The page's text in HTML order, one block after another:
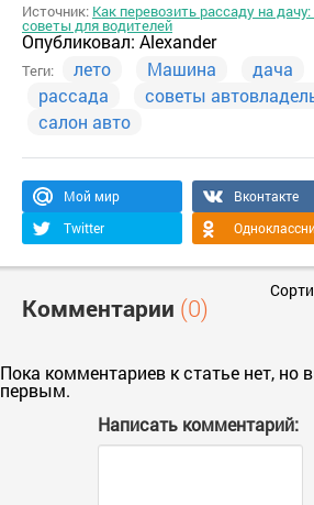
Источник: Как перевозить рассаду на
советы для водителей
Опубликовал: Alexander
Теги: лето Машина дача
рассада
советы
салон авто
Мой мир
Вконтакте
Twitter
Комментарии (0)
Пока комментариев к статье нет, но
первым.
Написать комментарий: